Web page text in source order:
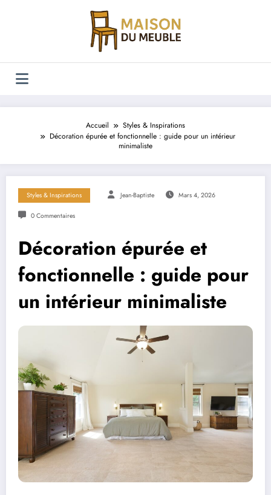
Accueil
Styles & Inspirations
Décoration épurée et fonctionnelle : guide pour un intérieur
minimaliste
Styles & Inspirations Jean-Baptiste Mars 4, 2026
0 Commentaires
Décoration épurée et
fonctionnelle : guide pour
un intérieur minimaliste